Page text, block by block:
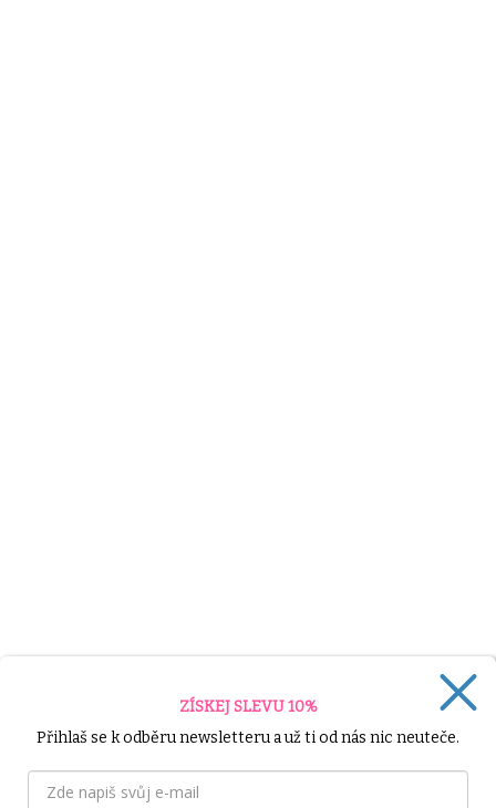
ZÍSKEJ SLEVU 10%
Přihlaš se k odběru newsletteru a už ti od nás nic neuteče.